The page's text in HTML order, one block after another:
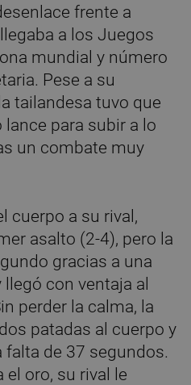
frente a
a los Juegos
mundial y número
Pese a su
tailandesa tuvo que
para subir a lo
un combate muy
cuerpo a su rival,
asalto (2-4), pero la
gracias a una
con ventaja al
perder la calma, la
patadas al cuerpo y
falta de 37 segundos.
el oro, su rival le